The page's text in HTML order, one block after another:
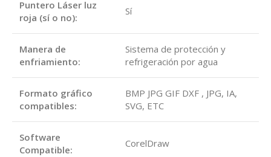
Puntero Láser luz
roja (sí o no):
Sí
Manera de
enfriamiento:
Sistema de protección y
refrigeración por agua
Formato gráfico
compatibles:
BMP JPG GIF DXF , JPG, IA,
SVG, ETC
Software
Compatible:
CorelDraw